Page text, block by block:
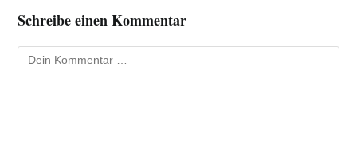
Schreibe einen Kommentar
Kommentar